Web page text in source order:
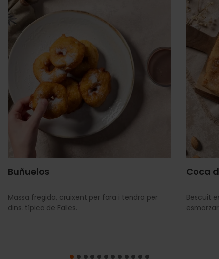
Buñuelos
Massa fregida, cruixent per fora i tendra per
dins, típica de Falles.
Coca
Bescuit